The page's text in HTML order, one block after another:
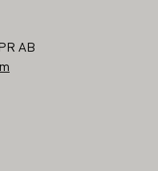
AB